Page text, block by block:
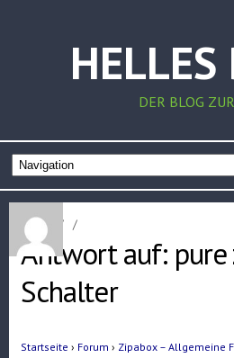
HELLES
DER BLOG
Home / /
Antwort auf: pure
Schalter
Startseite › Forum › Zipabox – Allgemeine